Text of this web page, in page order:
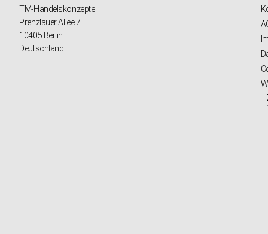
TM-Handelskonzepte
Prenzlauer Allee 7
10405 Berlin
Deutschland